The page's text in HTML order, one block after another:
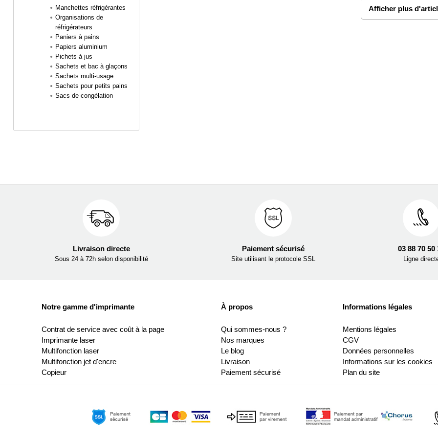
Manchettes réfrigérantes
Organisations de
réfrigérateurs
Paniers à pains
Papiers aluminium
Pichets à jus
Sachets et bac à glaçons
Sachets multi-usage
Sachets pour petits pains
Sacs de congélation
Afficher plus
Livraison directe
Sous 24 à 72h selon disponibilité
Paiement sécurisé
Site utilisant le protocole SSL
03 88 70 50
Ligne
Notre gamme d'imprimante
Contrat de service avec coût à la page
Imprimante laser
Multifonction laser
Multifonction jet d'encre
Copieur
À propos
Qui sommes-nous ?
Nos marques
Le blog
Livraison
Paiement sécurisé
Informations légales
Mentions légales
CGV
Données personnelles
Informations sur les cookies
Plan du site